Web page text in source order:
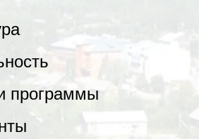
программы